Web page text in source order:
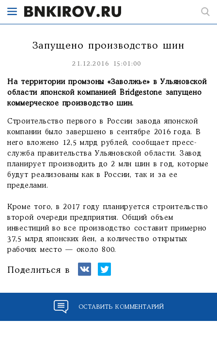
Запущено производство шин
21.12.2016 15:01:00
На территории промзоны «Заволжье» в Ульяновской
области японской компанией Bridgestone запущено
коммерческое производство шин.
Строительство первого в России завода японской
компании было завершено в сентябре 2016 года. В
него вложено 12,5 млрд рублей, сообщает пресс-
служба правительства Ульяновской области. Завод
планирует производить до 2 млн шин в год, которые
будут реализованы как в России, так и за ее
пределами.
Кроме того, в 2017 году планируется строительство
второй очереди предприятия. Общий объем
инвестиций во все производство составит примерно
37,5 млрд японских йен, а количество открытых
рабочих место — около 800.
Поделиться в
ОСТАВИТЬ КОММЕНТАРИЙ